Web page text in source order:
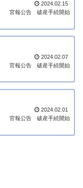
2024.02.15
官報公告
破産手続開始
2024.02.07
官報公告
破産手続開始
2024.02.01
官報公告
破産手続開始